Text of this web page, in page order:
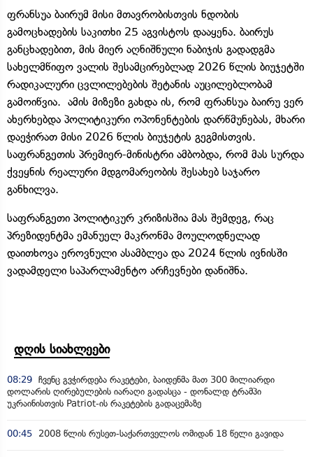
ფრანსუა ბაირუმ მისი მთავრობისთვის ნდობის
გამოცხადების საკითხი 25 აგვისტოს დააყენა. ბაირუს
განცხადებით, მის მიერ აღნიშნული ნაბიჯის გადადგმა
სახელმწიფო ვალის შესამცირებლად 2026 წლის ბიუჯეტში
რადიკალური ცვლილებების შეტანის აუცილებლობამ
გამოიწვია. ამის მიზეზი გახდა ის, რომ ფრანსუა ბაირუ ვერ
ახერხებდა პოლიტიკური ოპონენტების დარწმუნებას, მხარი
დაეჭირათ მისი 2026 წლის ბიუჯეტის გეგმისთვის.
საფრანგეთის პრემიერ-მინისტრი ამბობდა, რომ მას სურდა
ქვეყნის რეალური მდგომარეობის შესახებ საჯარო
განხილვა.
საფრანგეთი პოლიტიკურ კრიზისშია მას შემდეგ, რაც
პრეზიდენტმა ემანუელ მაკრონმა მოულოდნელად
დაითხოვა ეროვნული ასამბლეა და 2024 წლის ივნისში
ვადამდელი საპარლამენტო არჩევნები დანიშნა.
დღის სიახლეები
08:29 ჩვენც გვჭირდება რაკეტები, ბაიდენმა მათ 300 მილიარდი
დოლარის ღირებულების იარაღი გადასცა - დონალდ ტრამპი
უკრაინისთვის Patriot-ის რაკეტების გადაცემაზე
00:45 2008 წლის რუსეთ-საქართველოს ომიდან 18 წელი გავიდა